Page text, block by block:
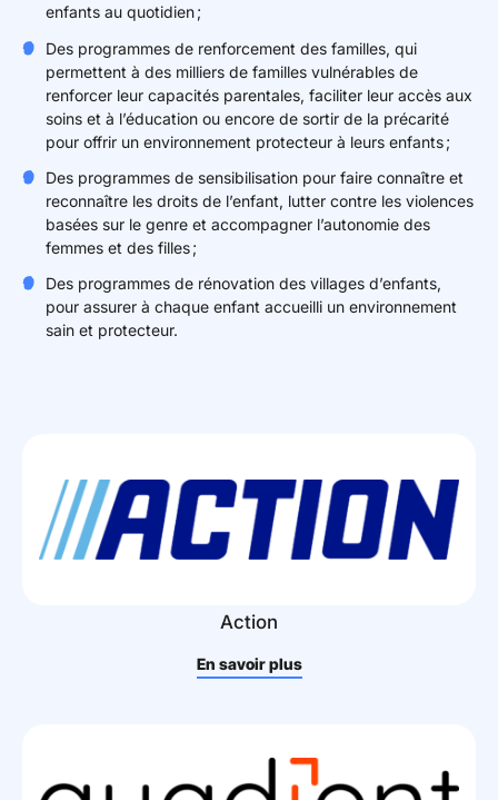
enfants au quotidien ;
Des programmes de renforcement des familles, qui
permettent à des milliers de familles vulnérables de
renforcer leur capacités parentales, faciliter leur accès aux
soins et à l’éducation ou encore de sortir de la précarité
pour offrir un environnement protecteur à leurs enfants ;
Des programmes de sensibilisation pour faire connaître et
reconnaître les droits de l’enfant, lutter contre les violences
basées sur le genre et accompagner l’autonomie des
femmes et des filles ;
Des programmes de rénovation des villages d’enfants,
pour assurer à chaque enfant accueilli un environnement
sain et protecteur.
Action
En savoir plus